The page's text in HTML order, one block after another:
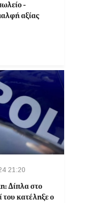
-
αξίας
21:20
Δίπλα στο
του κατέληξε ο